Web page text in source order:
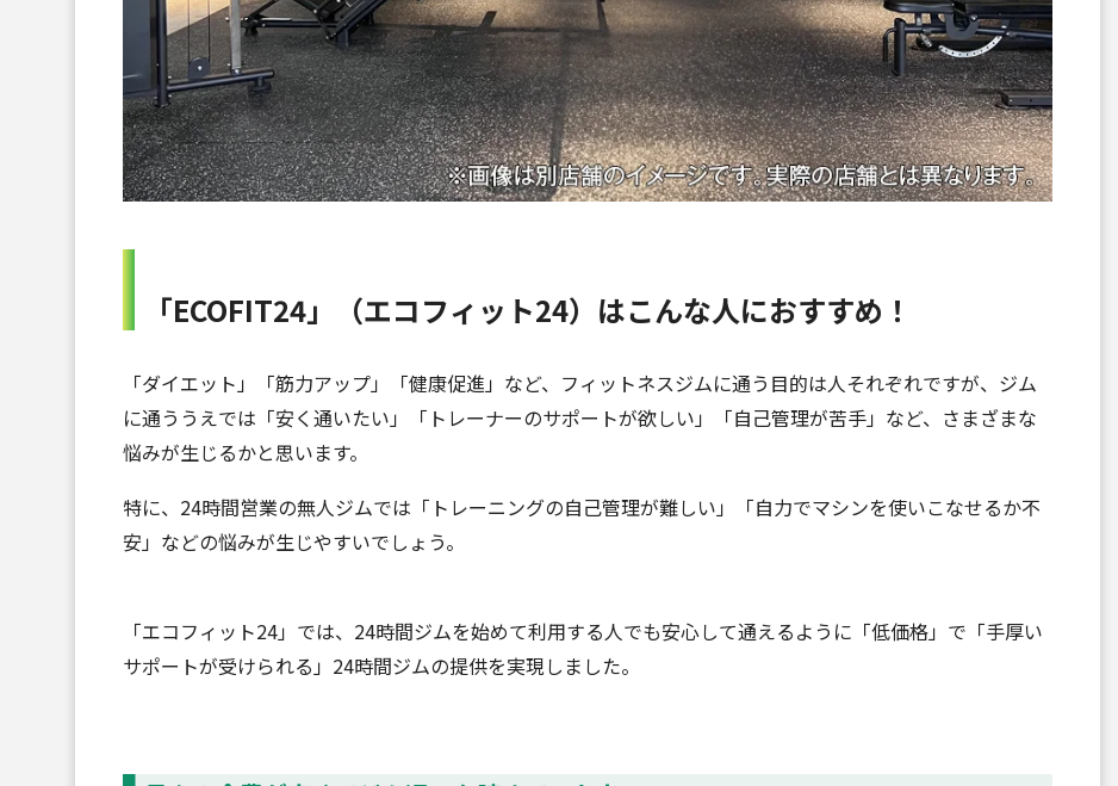
「ECOFIT24」（エコフィット24）はこんな人におすすめ！
「ダイエット」「筋力アップ」「健康促進」など、フィットネスジムに通う目的は人それぞれですが、ジム
に通ううえでは「安く通いたい」「トレーナーのサポートが欲しい」「自己管理が苦手」など、さまざまな
悩みが生じるかと思います。
特に、24時間営業の無人ジムでは「トレーニングの自己管理が難しい」「自力でマシンを使いこなせるか不
安」などの悩みが生じやすいでしょう。
「エコフィット24」では、24時間ジムを始めて利用する人でも安心して通えるように「低価格」で「手厚い
サポートが受けられる」24時間ジムの提供を実現しました。